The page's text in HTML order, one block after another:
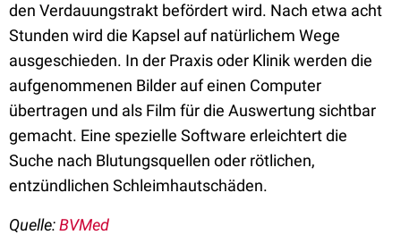
den Verdauungstrakt befördert wird. Nach etwa acht
Stunden wird die Kapsel auf natürlichem Wege
ausgeschieden. In der Praxis oder Klinik werden die
aufgenommenen Bilder auf einen Computer
übertragen und als Film für die Auswertung sichtbar
gemacht. Eine spezielle Software erleichtert die
Suche nach Blutungsquellen oder rötlichen,
entzündlichen Schleimhautschäden.
Quelle:BVMed